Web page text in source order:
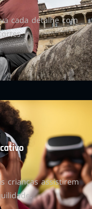
cada detalhe com
crianças assistirem